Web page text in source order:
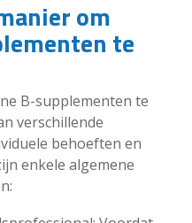
om
te
B-supplementen te
verschillende
behoeften en
enkele algemene